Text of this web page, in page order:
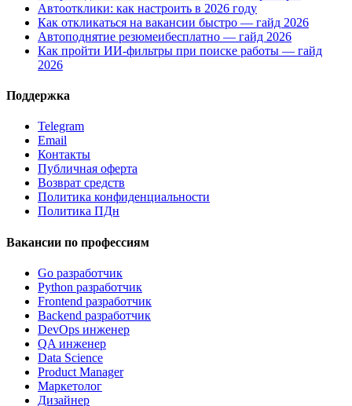
Автоотклики: как настроить в 2026 году
Как откликаться на вакансии быстро — гайд 2026
Автоподнятие резюмеибесплатно — гайд 2026
Как пройти ИИ-фильтры при поиске работы — гайд
2026
Поддержка
Telegram
Email
Контакты
Публичная оферта
Возврат средств
Политика конфиденциальности
Политика ПДн
Вакансии по профессиям
Go разработчик
Python разработчик
Frontend разработчик
Backend разработчик
DevOps инженер
QA инженер
Data Science
Product Manager
Маркетолог
Дизайнер